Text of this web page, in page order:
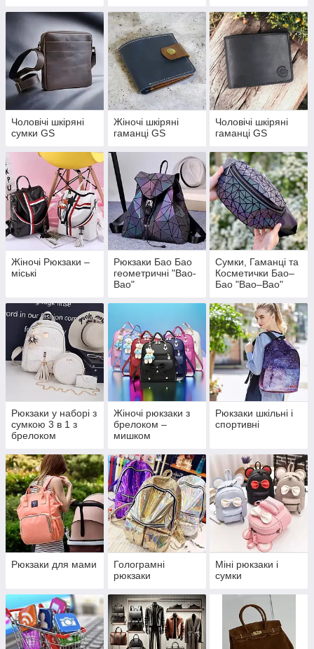
Чоловічі шкіряні
сумки GS
Жіночі шкіряні
гаманці GS
Чоловічі шкіряні
гаманці GS
Жіночі Рюкзаки –
міські
Рюкзаки Бао Бао
геометричні "Bao-
Bao"
Сумки, Гаманці та
Косметички Бао–
Бао "Bao–Bao"
Рюкзаки у наборі з
сумкою 3 в 1 з
брелоком
помпоном
Жіночі рюкзаки з
брелоком –
мишком
Рюкзаки шкільні і
спортивні
Рюкзаки для мами
Голограмні
рюкзаки
Міні рюкзаки і
сумки